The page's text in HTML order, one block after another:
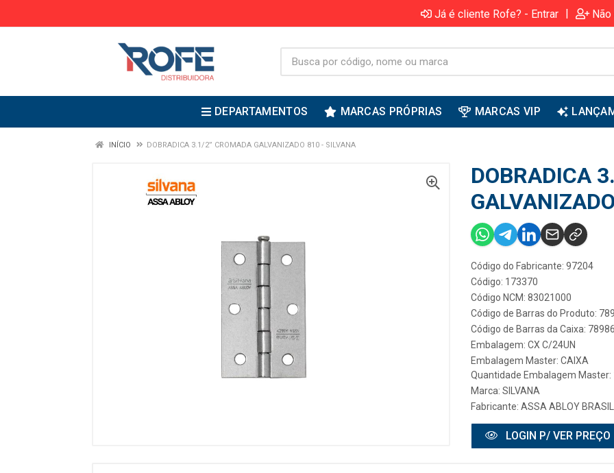
Já é cliente Rofe? - Entrar |
DEPARTAMENTOS MARCAS PRÓPRIAS MARCAS VIP
INÍCIO DOBRADICA 3.1/2” CROMADA GALVANIZADO 810 - SILVANA
DOBRADICA
Código do Fabricante: 97204
Código: 173370
Código NCM: 83021000
Código de Barras do Produto:
Código de Barras da Caixa:
Embalagem: CX C/24UN
Embalagem Master: CAIXA
Quantidade Embalagem Master:
Marca: SILVANA
Fabricante: ASSA ABLOY
LOGIN P/ VER PREÇO